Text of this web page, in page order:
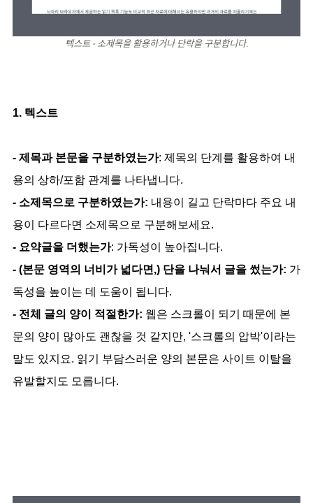
텍스트 - 소제목을 활용하거나 단락을 구분합니다.
1. 텍스트
- 제목과 본문을 구분하였는가: 제목의 단계를 활용하여 내
용의 상하/포함 관계를 나타냅니다.
- 소제목으로 구분하였는가: 내용이 길고 단락마다 주요 내
용이 다르다면 소제목으로 구분해보세요.
- 요약글을 더했는가: 가독성이 높아집니다.
- (본문 영역의 너비가 넓다면,) 단을 나눠서 글을 썼는가: 가
독성을 높이는 데 도움이 됩니다.
- 전체 글의 양이 적절한가: 웹은 스크롤이 되기 때문에 본
문의 양이 많아도 괜찮을 것 같지만, '스크롤의 압박'이라는
말도 있지요. 읽기 부담스러운 양의 본문은 사이트 이탈을
유발할지도 모릅니다.